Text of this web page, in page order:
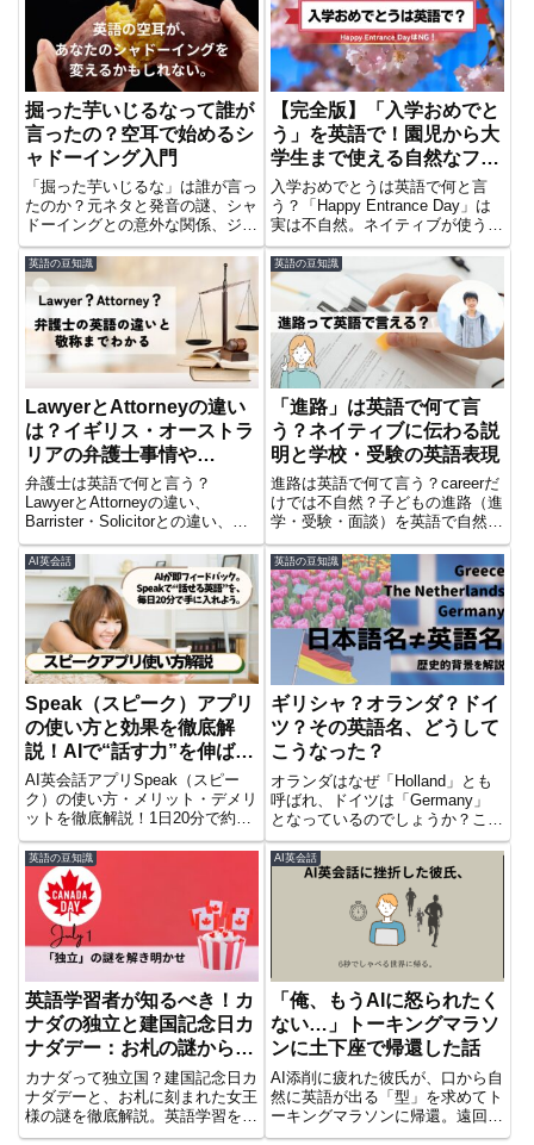
掘った芋いじるなって誰が
言ったの？空耳で始めるシ
ャドーイング入門
「掘った芋いじるな」は誰が言っ
たのか？元ネタと発音の謎、シャ
ドーイングとの意外な関係、ジョ
ン万次郎説まで笑って学べる！
【完全版】「入学おめでと
う」を英語で！園児から大
学生まで使える自然なフレ
ーズ集
入学おめでとうは英語で何と言
う？「Happy Entrance Day」は
実は不自然。ネイティブが使う自
然な表現を、幼児〜大学まで例文
付きで解説。初心者でもそのまま
使えるフレーズを厳選しました。
英語の豆知識
LawyerとAttorneyの違い
は？イギリス・オーストラ
リアの弁護士事情や
「Esq.」の敬称まで徹底解
説！
弁護士は英語で何と言う？
LawyerとAttorneyの違い、
Barrister・Solicitorとの違い、カ
タカナ読み方、弁護士の英語敬称
（Esq.）までわかりやすく解
説。海外ドラマでよく出る法律英
語も紹介します。
英語の豆知識
「進路」は英語で何て言
う？ネイティブに伝わる説
明と学校・受験の英語表現
進路は英語で何て言う？careerだ
けでは不自然？子どもの進路（進
学・受験・面談）を英語で自然に
伝える方法を例文つきで解説。お
受験や英検と進路の関係など、日
本特有の教育文化の説明方法もわ
かります。
AI英会話
Speak（スピーク）アプリ
の使い方と効果を徹底解
説！AIで“話す力”を伸ばす
新しい英語学習法
AI英会話アプリSpeak（スピー
ク）の使い方・メリット・デメリ
ットを徹底解説！1日20分で約
1,100語話せる実践的トレーニン
グで、英語が自然に口から出るよ
うになる。料金や無料トライアル
情報も紹介。
英語の豆知識
ギリシャ？オランダ？ドイ
ツ？その英語名、どうして
こうなった？
オランダはなぜ「Holland」とも
呼ばれ、ドイツは「Germany」
となっているのでしょうか？この
記事では、英語名と現地名がどう
して違うのか、その背景に隠され
た面白いエピソードを紐解いてい
きます。歴史の中でどんな誤解や
意図があったのか、一緒に探って
英語の豆知識
英語学習者が知るべき！カ
ナダの独立と建国記念日カ
ナダデー：お札の謎から異
文化理解へ
カナダって独立国？建国記念日カ
ナダデーと、お札に刻まれた女王
様の謎を徹底解説。英語学習を深
める異文化理解のヒントも満載。
AI英会話
「俺、もうAIに怒られたく
ない…」トーキングマラソ
ンに土下座で帰還した話
AI添削に疲れた彼氏が、口から自
然に英語が出る「型」を求めてト
ーキングマラソンに帰還。遠回り
の学びが導く英会話の原点とは？